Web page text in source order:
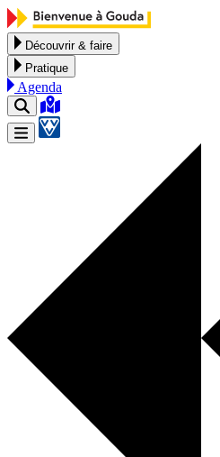
Aller au contenu
Découvrir & faire
Pratique
Agenda